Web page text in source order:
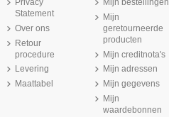
Beeren Dames tailleslip (Maxi)
Briljant 6Pack Wit
€ 37,50
Beeren Heren T-shirt K.M. Young
(zachte micro stof) 6Pack Wit
Niet op voorraad
Beeren Heren singlet Startex 6Pack
Privacy
Statement
Over ons
Retour
procedure
Levering
Maattabel
Mijn bestellingen
Mijn
geretourneerde
producten
Mijn creditnota's
Mijn adressen
Mijn gegevens
Mijn
waardebonnen